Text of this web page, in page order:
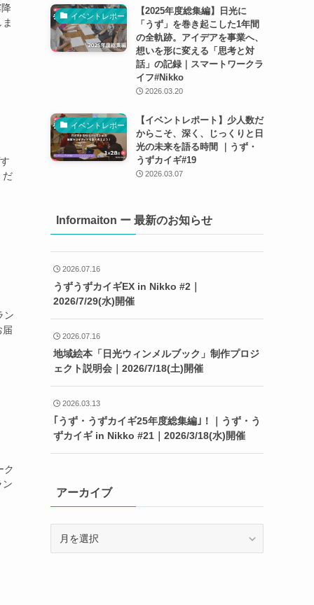
だ
ン
届
ク
ン
イベントレポート
【2025年度総集編】日光に
「うず」を巻き起こした1年間
の全軌跡。アイデアを事業へ、
想いを形に変える「思考と対
話」の記録｜スマートワークラ
イフ#Nikko
2026.03.20
イベントレポート
【イベントレポート】少人数だ
からこそ、深く、じっくりと日
光の未来を語る時間 ｜うず・
うずカイギ#19
2026.03.07
Informaiton ー 最新のお知らせ
2026.07.16
うずうずカイギEX in Nikko #2｜
2026/7/29(水)開催
2026.07.16
地域絵本「日光ウィンメルブック」制作プロジ
ェクト説明会｜2026/7/18(土)開催
2026.03.13
｢うず・うずカイギ25年度総集編｣！｜うず・う
ずカイギ in Nikko #21｜2026/3/18(水)開催
アーカイブ